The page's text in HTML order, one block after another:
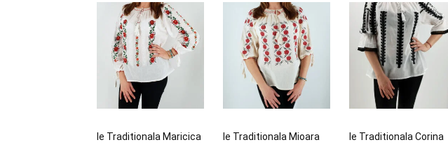
Ie Traditionala Maricica Ie Traditionala Mioara Ie Traditionala Corina